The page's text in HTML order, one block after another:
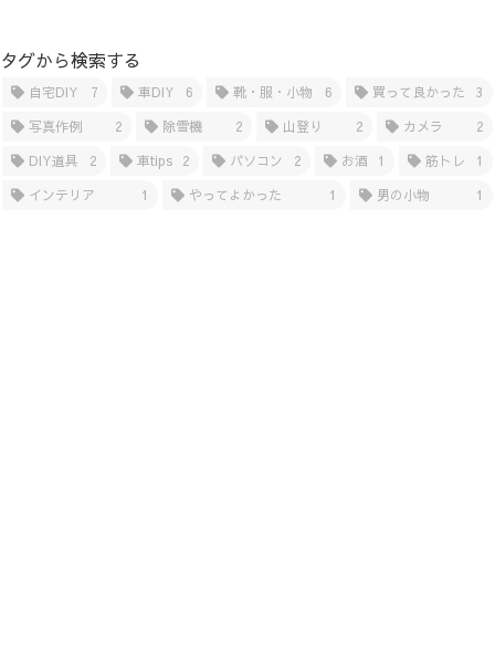
タグから検索する
自宅DIY 7 車DIY 6 靴・服・小物 6 買って良かった
3
写真作例
2 除雪機 2 山登り 2 カメラ
2
DIY道具
2 車tips 2 パソコン 2 お酒 1 筋トレ
1
インテリア
1 やってよかった 1 男の小物 1